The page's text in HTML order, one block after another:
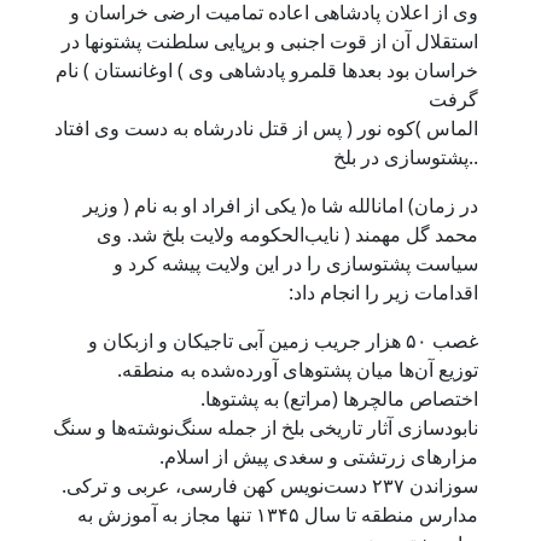
وی از اعلان پادشاهی اعاده تمامیت ارضی خراسان و
استقلال آن از قوت اجنبی و برپایی سلطنت پشتونها در
خراسان بود بعدها قلمرو پادشاهی وی ) اوغانستان ) نام
گرفت
الماس )کوه نور ( پس از قتل نادرشاه به دست وی افتاد
..پشتوسازی در بلخ
در زمان) امانالله شا ه( یکی از افراد او به نام ( وزیر
محمد گل مهمند ( نایب‌الحکومه ولایت بلخ شد. وی
سیاست پشتوسازی را در این ولایت پیشه کرد و
اقدامات زیر را انجام داد:
غصب ۵۰ هزار جریب زمین آبی تاجیکان و ازبکان و
توزیع آن‌ها میان پشتوهای آورده‌شده به منطقه.
اختصاص مالچرها (مراتع) به پشتوها.
نابودسازی آثار تاریخی بلخ از جمله سنگ‌نوشته‌ها و سنگ
مزارهای زرتشتی و سغدی پیش از اسلام.
سوزاندن ۲۳۷ دست‌نویس کهن فارسی، عربی و ترکی.
مدارس منطقه تا سال ۱۳۴۵ تنها مجاز به آموزش به